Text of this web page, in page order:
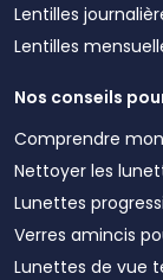
Lentilles
Lentilles
Nos conseils
Comprendre
Nettoyer les
Lunettes
Verres amincis
Lunettes de vue